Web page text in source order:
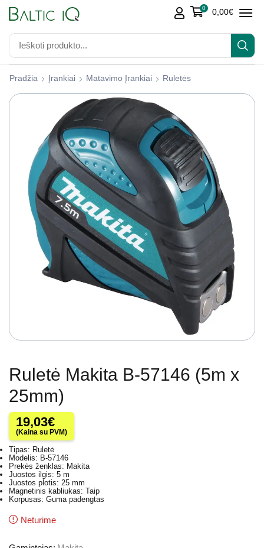
0 0,00€
Pradžia Įrankiai Matavimo Įrankiai Ruletės
Ruletė Makita B-57146 (5m x
25mm)
19,03€
(Kaina su PVM)
Tipas: Ruletė
Modelis: B-57146
Prekės ženklas: Makita
Juostos ilgis: 5 m
Juostos plotis: 25 mm
Magnetinis kabliukas: Taip
Korpusas: Guma padengtas
Neturime